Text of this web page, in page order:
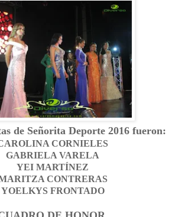
de Señorita Deporte 2016 fueron:
CORNIELES
GABRIELA VARELA
YEI MARTÍNEZ
CONTRERAS
YOELKYS FRONTADO